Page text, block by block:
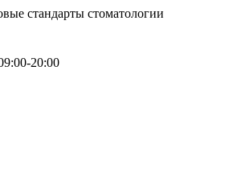
стандарты стоматологии
20:00